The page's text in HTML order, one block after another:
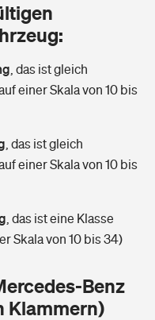
ich im Alter?
finden
finden
finden
das ist gleich
einer Skala von 10 bis
das ist gleich
einer Skala von 10 bis
das ist eine Klasse
Skala von 10 bis 34)
Benz
Klammern)